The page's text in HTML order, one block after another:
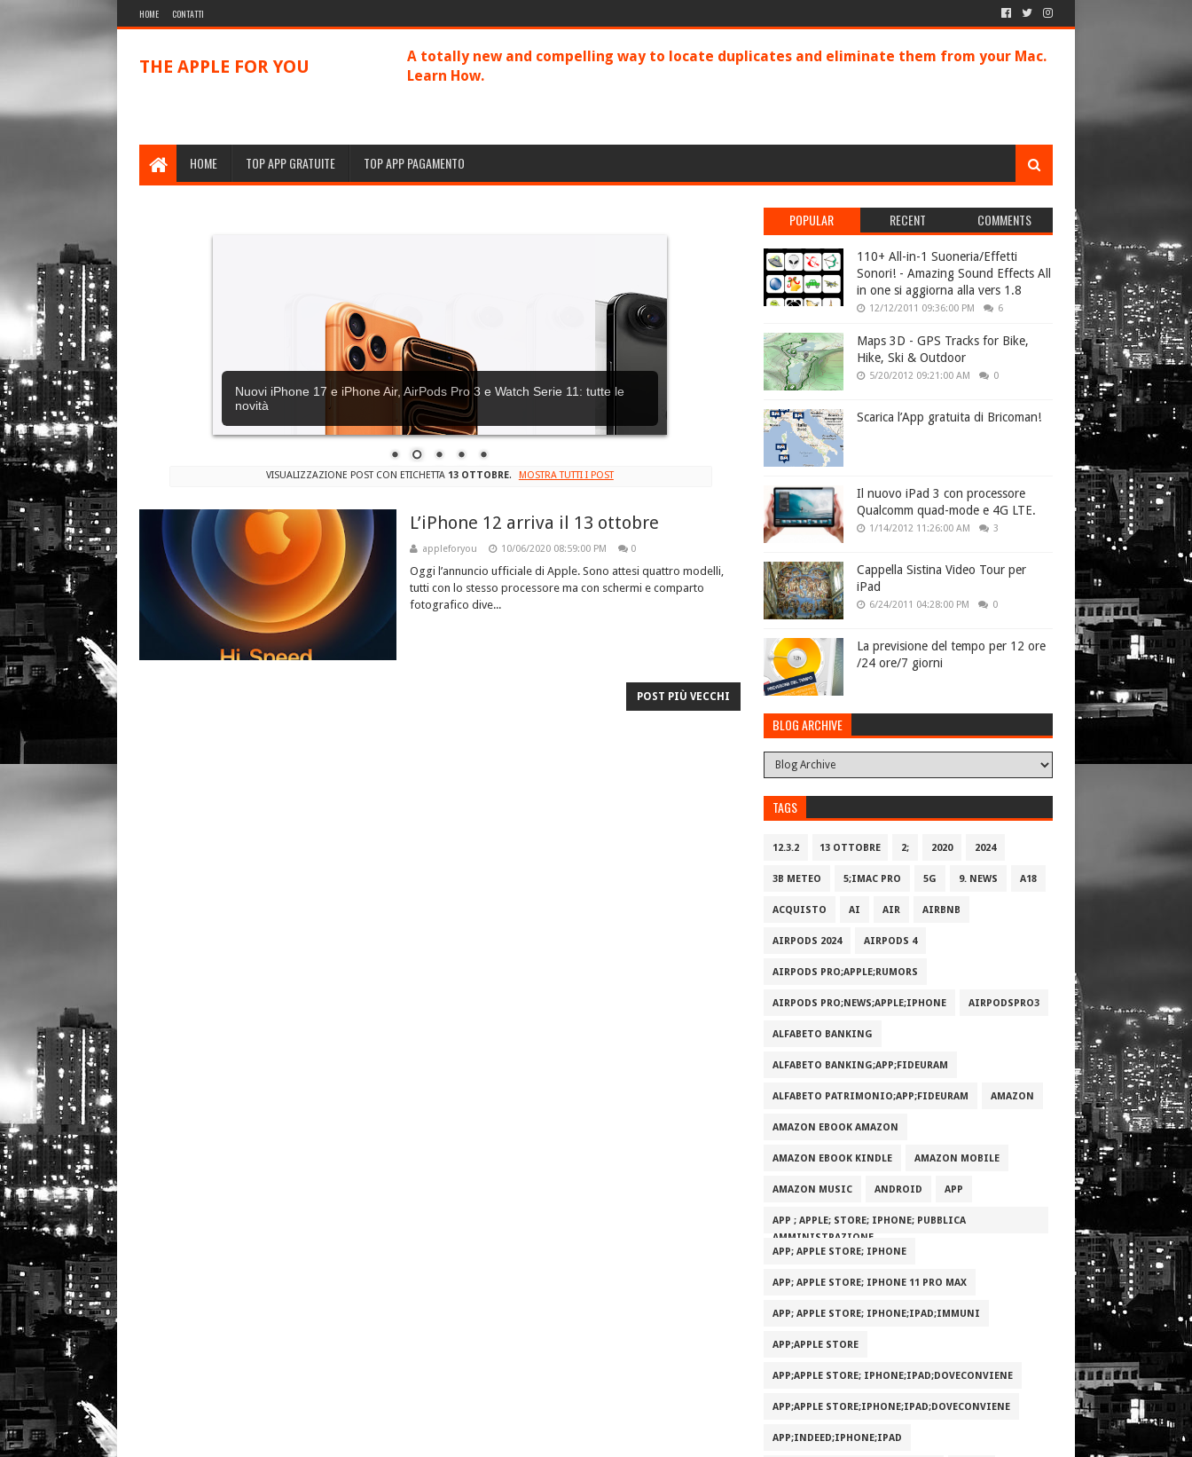
HOME CONTATTI
THE APPLE FOR YOU
A totally new and compelling way to locate duplicates and eliminate them from your Mac.
Learn How.
HOME TOP APP GRATUITE TOP APP PAGAMENTO
Nuovi iPhone 17 e iPhone Air, AirPods Pro 3 e Watch Serie 11: tutte le
novità
VISUALIZZAZIONE POST CON ETICHETTA 13 OTTOBRE. MOSTRA TUTTI I POST
L’iPhone 12 arriva il 13 ottobre
appleforyou 10/06/2020 08:59:00 PM 0
Oggi l’annuncio ufficiale di Apple. Sono attesi quattro modelli,
tutti con lo stesso processore ma con schermi e comparto
fotografico dive...
POST PIÙ VECCHI
POPULAR RECENT COMMENTS
110+ All-in-1 Suoneria/Effetti
Sonori! - Amazing Sound Effects All
in one si aggiorna alla vers 1.8
12/12/2011 09:36:00 PM 6
Maps 3D - GPS Tracks for Bike,
Hike, Ski & Outdoor
5/20/2012 09:21:00 AM 0
Scarica l’App gratuita di Bricoman!
Il nuovo iPad 3 con processore
Qualcomm quad-mode e 4G LTE.
1/14/2012 11:26:00 AM 3
Cappella Sistina Video Tour per
iPad
6/24/2011 04:28:00 PM 0
La previsione del tempo per 12 ore
/24 ore/7 giorni
BLOG ARCHIVE
TAGS
12.3.2 13 OTTOBRE 2; 2020 2024
3B METEO 5;IMAC PRO 5G 9. NEWS A18
ACQUISTO AI AIR AIRBNB
AIRPODS 2024 AIRPODS 4
AIRPODS PRO;APPLE;RUMORS
AIRPODS PRO;NEWS;APPLE;IPHONE AIRPODSPRO3
ALFABETO BANKING
ALFABETO BANKING;APP;FIDEURAM
ALFABETO PATRIMONI‪O‬;APP;FIDEURAM AMAZON
AMAZON EBOOK AMAZON
AMAZON EBOOK KINDLE AMAZON MOBILE
AMAZON MUSIC ANDROID APP
APP ; APPLE; STORE; IPHONE; PUBBLICA
AMMINISTRAZIONE
APP; APPLE STORE; IPHONE
APP; APPLE STORE; IPHONE 11 PRO MAX
APP; APPLE STORE; IPHONE;IPAD;IMMUNI
APP;APPLE STORE
APP;APPLE STORE; IPHONE;IPAD;DOVECONVIENE
APP;APPLE STORE;IPHONE;IPAD;DOVECONVIENE
APP;INDEED;IPHONE;IPAD